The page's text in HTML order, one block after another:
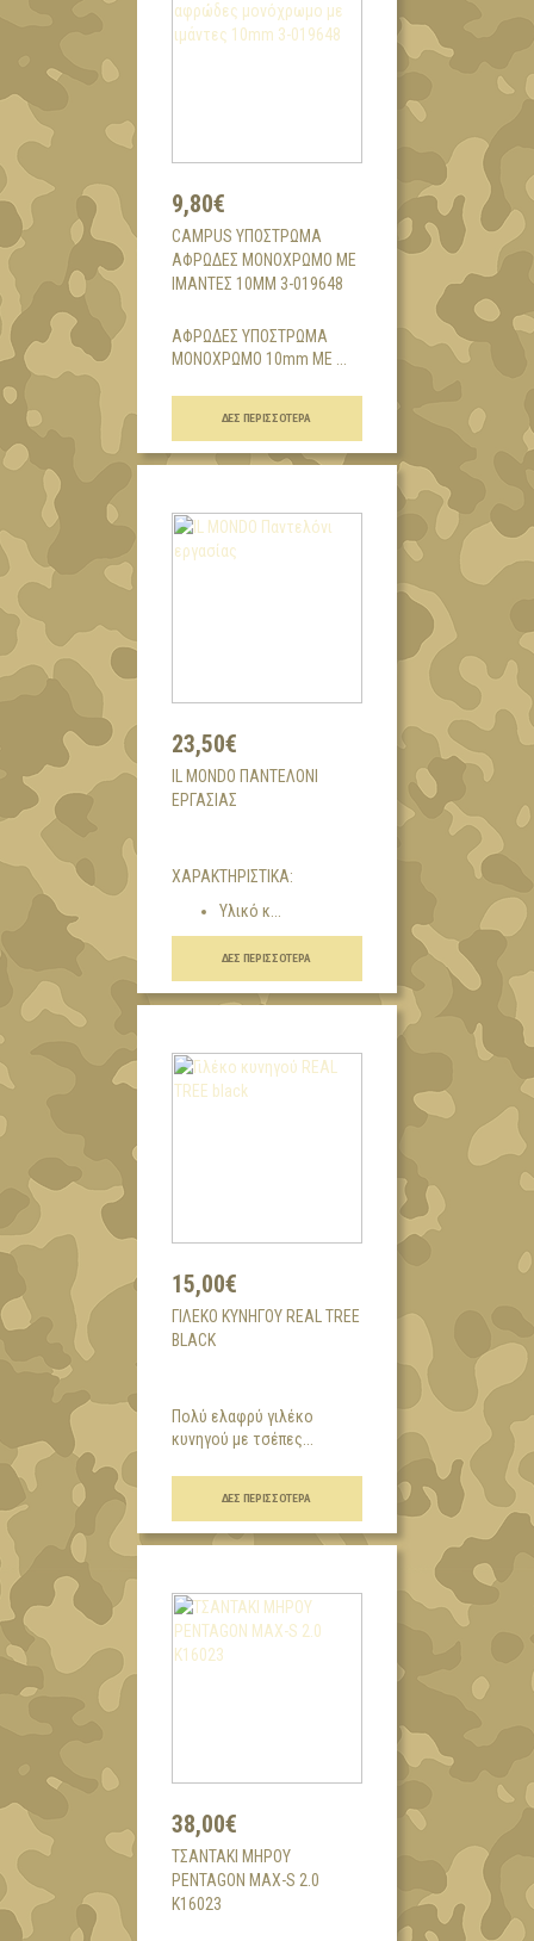
9,80€
CAMPUS ΥΠΌΣΤΡΩΜΑ
ΑΦΡΏΔΕΣ ΜΟΝΌΧΡΩΜΟ ΜΕ
ΙΜΆΝΤΕΣ 10MM 3-019648
ΑΦΡΩΔΕΣ ΥΠΟΣΤΡΩΜΑ
ΜΟΝΟΧΡΩΜΟ 10mm ΜΕ ...
ΔΕΣ ΠΕΡΙΣΣΌΤΕΡΑ
23,50€
IL MONDO ΠΑΝΤΕΛΌΝΙ
ΕΡΓΑΣΊΑΣ
ΧΑΡΑΚΤΗΡΙΣΤΙΚΑ:
Υλικό κ...
ΔΕΣ ΠΕΡΙΣΣΌΤΕΡΑ
15,00€
ΓΙΛΈΚΟ ΚΥΝΗΓΟΎ REAL TREE
BLACK
Πολύ ελαφρύ γιλέκο
κυνηγού με τσέπες...
ΔΕΣ ΠΕΡΙΣΣΌΤΕΡΑ
38,00€
ΤΣΑΝΤΑΚΙ ΜΗΡΟΥ
PENTAGON MAX-S 2.0
K16023